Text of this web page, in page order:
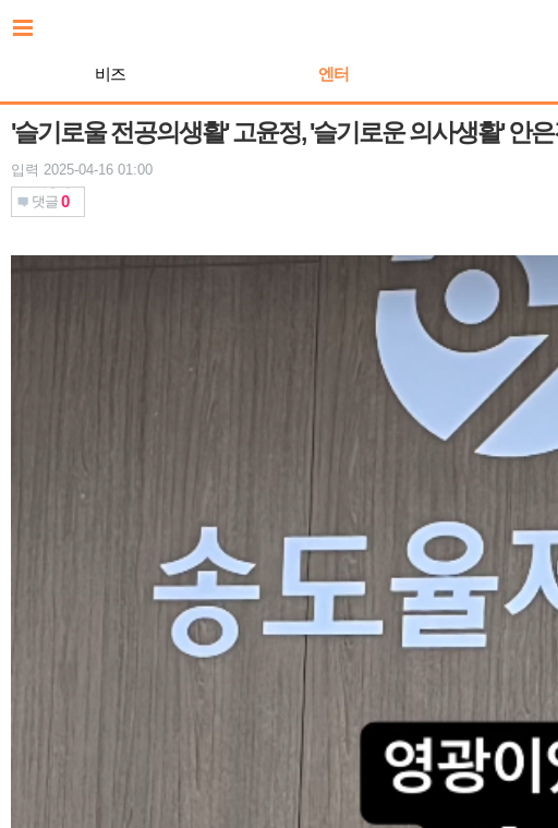
문
비즈 엔터
'슬기로울 전공의생활' 고윤정, '슬기로운 의사생활' 안
입력 2025-04-16 01:00
댓글 0